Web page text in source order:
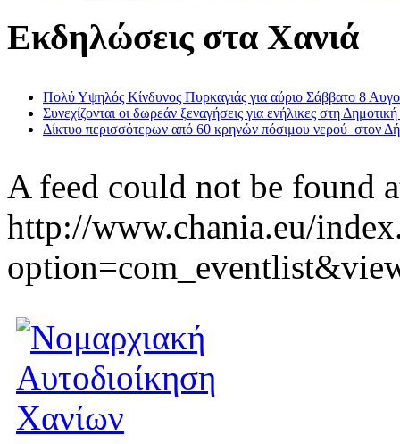
Εκδηλώσεις στα Χανιά
Πολύ Υψηλός Κίνδυνος Πυρκαγιάς για αύριο Σάββατο 8
Συνεχίζονται οι δωρεάν ξεναγήσεις για ενήλικες στη
Δίκτυο περισσότερων από 60 κρηνών πόσιμου νερού στον
A feed could not be found
http://www.chania.eu/